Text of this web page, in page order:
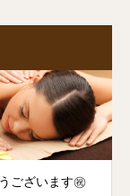
ございます㊗️